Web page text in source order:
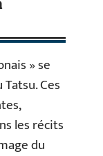
» se
Ces
les récits
du